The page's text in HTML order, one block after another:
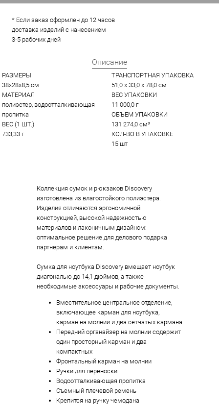
* Если заказ оформлен до 12 часов
доставка изделий с нанесением
3-5 рабочих дней
Описание
РАЗМЕРЫ
38x28x8,5 см
МАТЕРИАЛ
полиэстер, водоотталкивающая
пропитка
ВЕС (1 ШТ.)
733,33 г
ТРАНСПОРТНАЯ УПАКОВКА
51,0 x 33,0 x 78,0 см
ВЕС УПАКОВКИ
11 000,0 г
ОБЪЕМ УПАКОВКИ
131 274,0 см³
КОЛ-ВО В УПАКОВКЕ
15 шт
Коллекция сумок и рюкзаков Discovery
изготовлена из влагостойкого полиэстера.
Изделия отличаются эргономичной
конструкцией, высокой надежностью
материалов и лаконичным дизайном:
оптимальное решение для делового подарка
партнерам и клиентам.
Сумка для ноутбука Discovery вмещает ноутбук
диагональю до 14,1 дюймов, а также
необходимые аксессуары и рабочие документы.
Вместительное центральное отделение,
включающее карман для ноутбука,
карман на молнии и два сетчатых кармана
Передний органайзер на молнии содержит
один просторный карман и два
компактных
Фронтальный карман на молнии
Ручки для переноски
Водоотталкивающая пропитка
Съемный плечевой ремень
Крепится на ручку чемодана